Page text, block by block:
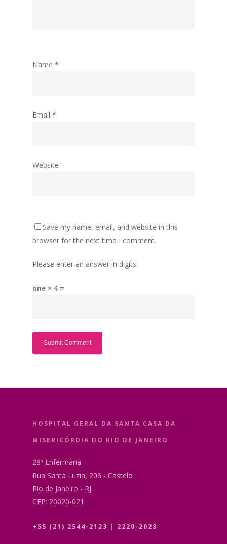
Name *
Email *
Website
Save my name, email, and website in this
browser for the next time I comment.
Please enter an answer in digits:
one × 4 =
HOSPITAL GERAL DA SANTA CASA DA
MISERICÓRDIA DO RIO DE JANEIRO
28ª Enfermaria
Rua Santa Luzia, 206 - Castelo
Rio de Janeiro - RJ
CEP: 20020-021
+55 (21) 2544-2123 | 2220-2028